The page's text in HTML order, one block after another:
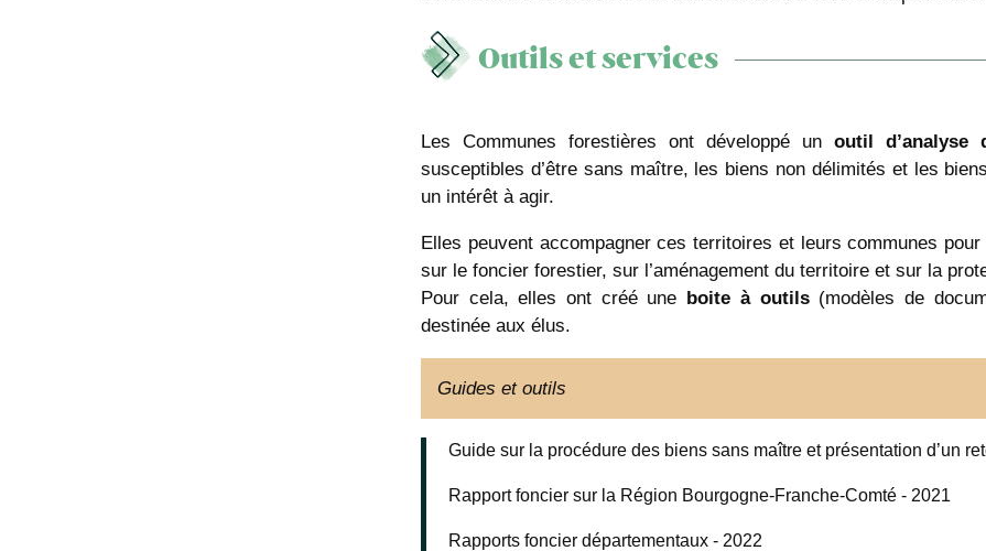
Outils et services
Les Communes forestières ont développé un outil d’analyse
susceptibles d’être sans maître, les biens non délimités et les
un intérêt à agir.
Elles peuvent accompagner ces territoires et leurs communes pour
sur le foncier forestier, sur l’aménagement du territoire et sur la
Pour cela, elles ont créé une boite à outils(modèles de
destinée aux élus.
Guides et outils
Guide sur la procédure des biens sans maître et présentation d’un
Rapport foncier sur la Région Bourgogne-Franche-Comté - 2021
Rapports foncier départementaux - 2022